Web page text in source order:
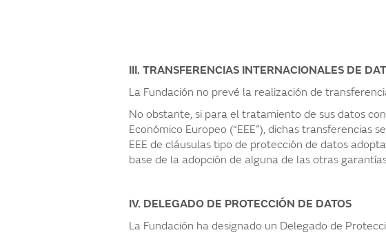
III. TRANSFERENCIAS INTERNACIONALES DE
La Fundación no prevé la realización de
No obstante, si para el tratamiento de sus datos
Económico Europeo (“EEE”), dichas
EEE de cláusulas tipo de protección de datos
base de la adopción de alguna de las otras
IV. DELEGADO DE PROTECCIÓN DE DATOS
La Fundación ha designado un Delegado de